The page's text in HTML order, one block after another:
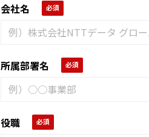
会社名
所属部署名
役職